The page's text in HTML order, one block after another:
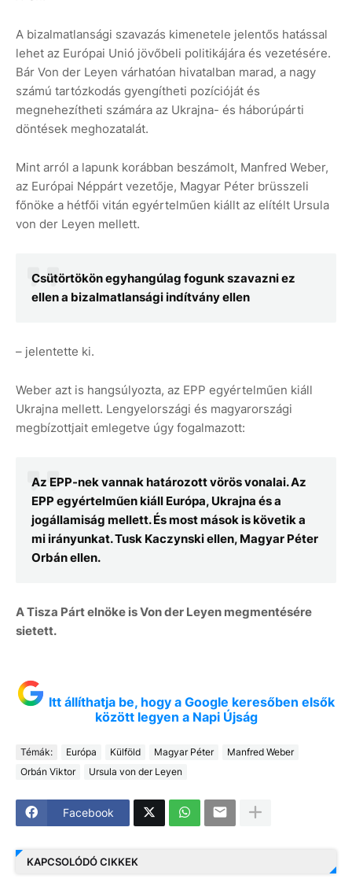
A bizalmatlansági szavazás kimenetele jelentős hatással
lehet az Európai Unió jövőbeli politikájára és vezetésére.
Bár Von der Leyen várhatóan hivatalban marad, a nagy
számú tartózkodás gyengítheti pozícióját és
megnehezítheti számára az Ukrajna- és háborúpárti
döntések meghozatalát.
Mint arról a lapunk korábban beszámolt, Manfred Weber,
az Európai Néppárt vezetője, Magyar Péter brüsszeli
főnöke a hétfői vitán egyértelműen kiállt az elítélt Ursula
von der Leyen mellett.
Csütörtökön egyhangúlag fogunk szavazni ez
ellen a bizalmatlansági indítvány ellen
– jelentette ki.
Weber azt is hangsúlyozta, az EPP egyértelműen kiáll
Ukrajna mellett. Lengyelországi és magyarországi
megbízottjait emlegetve úgy fogalmazott:
Az EPP-nek vannak határozott vörös vonalai. Az
EPP egyértelműen kiáll Európa, Ukrajna és a
jogállamiság mellett. És most mások is követik a
mi irányunkat. Tusk Kaczynski ellen, Magyar Péter
Orbán ellen.
A Tisza Párt elnöke is Von der Leyen megmentésére
sietett.
Itt állíthatja be, hogy a Google keresőben elsők
között legyen a Napi Újság
Témák: Európa Külföld Magyar Péter
Manfred Weber
Orbán Viktor
Ursula von der Leyen
Facebook
KAPCSOLÓDÓ CIKKEK